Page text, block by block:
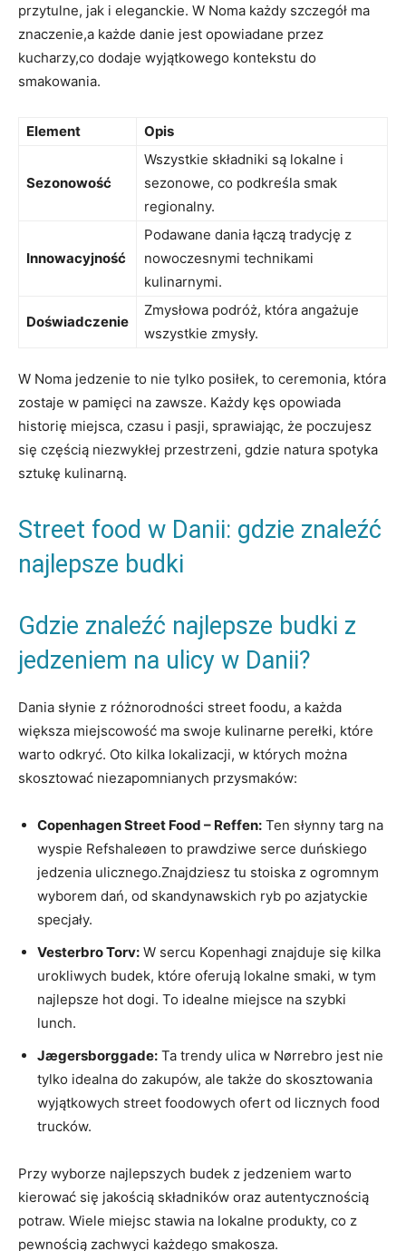
przytulne, jak⁣ i eleganckie. W Noma każdy szczegół ma
znaczenie,a każde danie jest​ opowiadane przez
kucharzy,co dodaje wyjątkowego kontekstu do
smakowania.
Element Opis
Sezonowość
Wszystkie składniki są‌ lokalne i
sezonowe, co podkreśla smak
regionalny.
Innowacyjność
Podawane dania‌ łączą tradycję⁢ z
nowoczesnymi ‍technikami
kulinarnymi.
Doświadczenie
Zmysłowa podróż, która angażuje
wszystkie zmysły.
W Noma jedzenie to nie tylko posiłek, to ceremonia, która
zostaje ⁤w pamięci na zawsze. Każdy kęs opowiada
historię miejsca, czasu i pasji, sprawiając, ⁢że poczujesz
się częścią niezwykłej przestrzeni, gdzie ‌natura spotyka
sztukę kulinarną.
Street food w Danii: gdzie znaleźć
najlepsze budki
Gdzie znaleźć najlepsze budki z
jedzeniem na ulicy w Danii?
Dania słynie z różnorodności street foodu,‍ a każda
⁤większa miejscowość ma swoje‍ kulinarne perełki, które
warto odkryć. Oto ⁢kilka lokalizacji, w których można
‍skosztować niezapomnianych przysmaków:
Copenhagen Street Food – Reffen: Ten ⁢słynny targ na
wyspie Refshaleøen ​to prawdziwe serce⁤ duńskiego
jedzenia ⁢ulicznego.Znajdziesz tu stoiska z ogromnym
wyborem​ dań,‍ od skandynawskich ryb po azjatyckie‌
specjały.
Vesterbro ‍Torv: W sercu Kopenhagi znajduje się kilka
urokliwych⁣ budek, które oferują lokalne smaki, w tym
najlepsze⁣ hot dogi. To idealne miejsce na szybki⁤
lunch.
Jægersborggade: Ta⁢ trendy ulica w Nørrebro jest nie
tylko idealna do⁤ zakupów, ale także do skosztowania
wyjątkowych street foodowych ofert od licznych food
trucków.
Przy wyborze najlepszych budek z jedzeniem warto
kierować się jakością składników oraz ​autentycznością
⁣potraw. Wiele miejsc⁤ stawia na lokalne produkty, co z
pewnością zachwyci każdego smakosza.